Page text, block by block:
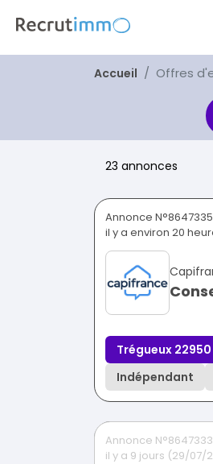
Accueil Offres
23 annonces
Annonce N°8647335
il y a environ 20
Trégueux 22950
Indépendant
Annonce N°8647333
il y a 9 jours (29/07/